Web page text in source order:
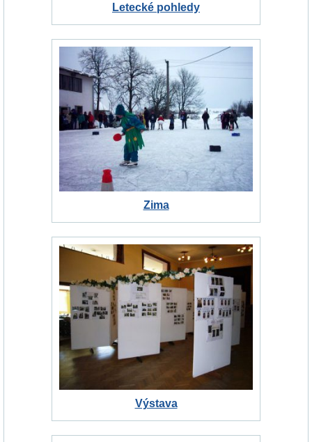
Letecké pohledy
Zima
Výstava